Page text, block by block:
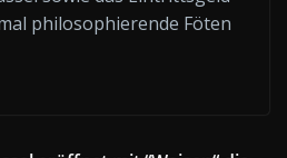
philosophierende Föten